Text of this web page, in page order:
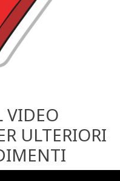
VIDEO
ULTERIORI